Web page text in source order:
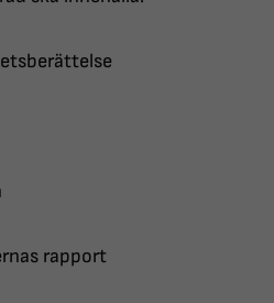
rapport